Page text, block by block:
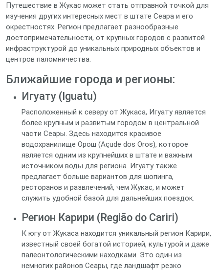
Путешествие в Жукас может стать отправной точкой для
изучения других интересных мест в штате Сеара и его
окрестностях. Регион предлагает разнообразные
достопримечательности, от крупных городов с развитой
инфраструктурой до уникальных природных объектов и
центров паломничества.
Ближайшие города и регионы:
Игуату (Iguatu)
Расположенный к северу от Жукаса, Игуату является
более крупным и развитым городом в центральной
части Сеары. Здесь находится красивое
водохранилище Орош (Açude dos Oros), которое
является одним из крупнейших в штате и важным
источником воды для региона. Игуату также
предлагает больше вариантов для шопинга,
ресторанов и развлечений, чем Жукас, и может
служить удобной базой для дальнейших поездок.
Регион Карири (Região do Cariri)
К югу от Жукаса находится уникальный регион Карири,
известный своей богатой историей, культурой и даже
палеонтологическими находками. Это один из
немногих районов Сеары, где ландшафт резко